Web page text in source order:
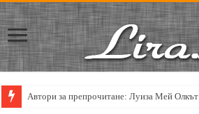
Автори за препрочитане: Луиза Мей Олкът